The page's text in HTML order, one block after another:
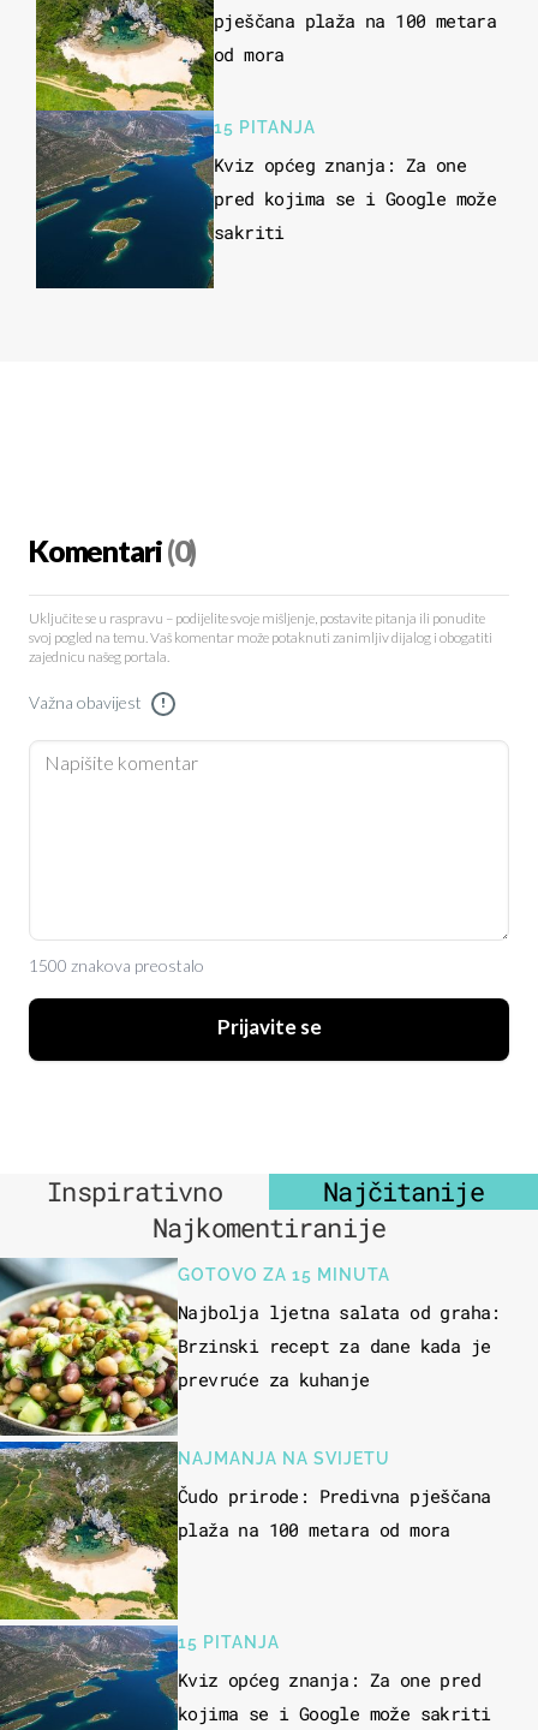
pješčana plaža na 100 metara
od mora
15 PITANJA
Kviz općeg znanja: Za one
pred kojima se i Google može
sakriti
Komentari(0)
Uključite se u raspravu – podijelite svoje mišljenje, postavite pitanja ili ponudite
svoj pogled na temu. Vaš komentar može potaknuti zanimljiv dijalog i obogatiti
zajednicu našeg portala.
Važna obavijest !
1500 znakova preostalo
Prijavite se
Inspirativno
Najčitanije
Najkomentiranije
GOTOVO ZA 15 MINUTA
Najbolja ljetna salata od graha:
Brzinski recept za dane kada je
prevruće za kuhanje
NAJMANJA NA SVIJETU
Čudo prirode: Predivna pješčana
plaža na 100 metara od mora
15 PITANJA
Kviz općeg znanja: Za one pred
kojima se i Google može sakriti